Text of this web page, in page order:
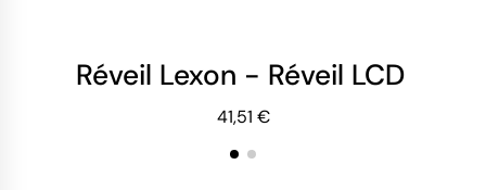
Réveil Lexon - Réveil LCD
41,51 €